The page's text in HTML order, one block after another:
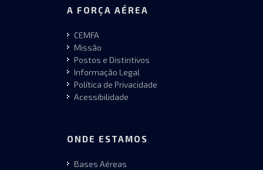
A FORÇA AÉREA
CEMFA
Missão
Postos e Distintivos
Informação Legal
Política de Privacidade
Acessibilidade
ONDE ESTAMOS
Bases Aéreas